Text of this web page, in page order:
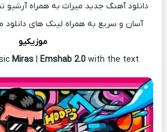
دانلود آهنگ جدید میراث به همراه آرشیو
آسان و سریع به همراه لینک های
موزیکیو
Miras| Emshab 2.0 with the text